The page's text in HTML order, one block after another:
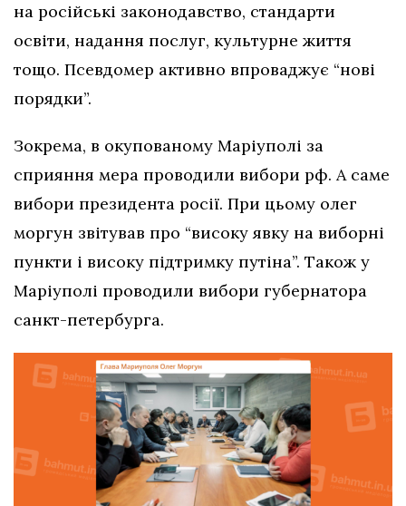
на російські законодавство, стандарти
освіти, надання послуг, культурне життя
тощо. Псевдомер активно впроваджує “нові
порядки”.
Зокрема, в окупованому Маріуполі за
сприяння мера проводили вибори рф. А саме
вибори президента росії. При цьому олег
моргун звітував про “високу явку на виборні
пункти і високу підтримку путіна”. Також у
Маріуполі проводили вибори губернатора
санкт-петербурга.